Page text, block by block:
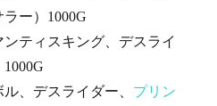
ー）1000G
ティスキング、デスライ
1000G
、デスライダー、 プリン